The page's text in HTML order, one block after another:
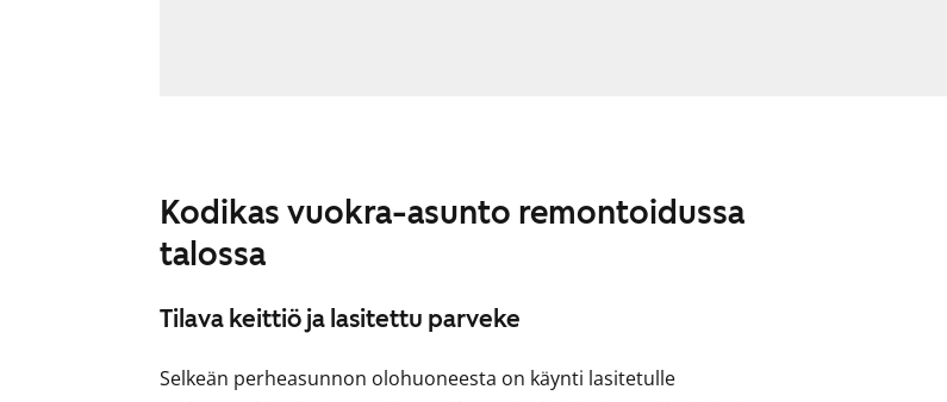
Kodikas vuokra-asunto remontoidussa
talossa
Tilava keittiö ja lasitettu parveke
Selkeän perheasunnon olohuoneesta on käynti lasitetulle